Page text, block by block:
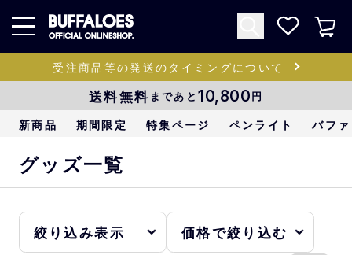
受注商品等の発送のタイミングについて
送料無料 まであと 10,800円
新商品 期間限定 特集ページ ペンライト バフ
グッズ一覧